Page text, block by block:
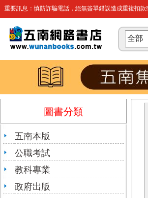
重要訊息：慎防詐騙電話，絕無簽單錯誤造成重複扣
圖書分類
五南本版
公職考試
教科專業
政府出版